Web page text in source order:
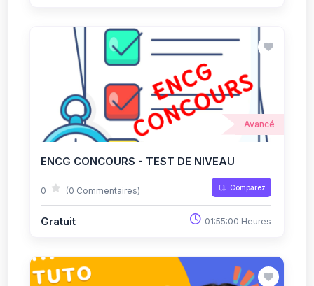
Avancé
ENCG CONCOURS - TEST DE NIVEAU
0 (0 Commentaires) Comparez
Gratuit 01:55:00 Heures